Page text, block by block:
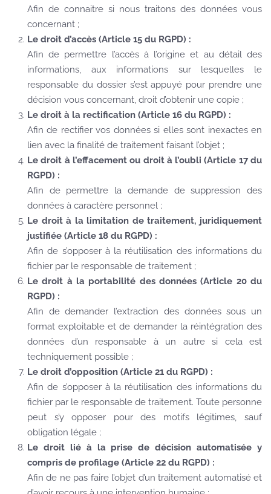
Afin de connaitre si nous traitons des données vous
concernant ;
Le droit d’accès (Article 15 du RGPD) :
Afin de permettre l’accès à l’origine et au détail des
informations, aux informations sur lesquelles le
responsable du dossier s’est appuyé pour prendre une
décision vous concernant, droit d’obtenir une copie ;
Le droit à la rectification (Article 16 du RGPD) :
Afin de rectifier vos données si elles sont inexactes en
lien avec la finalité de traitement faisant l’objet ;
Le droit à l’effacement ou droit à l’oubli (Article 17 du
RGPD) :
Afin de permettre la demande de suppression des
données à caractère personnel ;
Le droit à la limitation de traitement, juridiquement
justifiée (Article 18 du RGPD) :
Afin de s’opposer à la réutilisation des informations du
fichier par le responsable de traitement ;
Le droit à la portabilité des données (Article 20 du
RGPD) :
Afin de demander l’extraction des données sous un
format exploitable et de demander la réintégration des
données d’un responsable à un autre si cela est
techniquement possible ;
Le droit d’opposition (Article 21 du RGPD) :
Afin de s’opposer à la réutilisation des informations du
fichier par le responsable de traitement. Toute personne
peut s’y opposer pour des motifs légitimes, sauf
obligation légale ;
Le droit lié à la prise de décision automatisée y
compris de profilage (Article 22 du RGPD) :
Afin de ne pas faire l’objet d’un traitement automatisé et